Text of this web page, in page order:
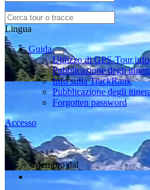
Lingua
Guida
Utilizzo di GPS-Tour.info
Pubblicazione degli
Info sulla TrackRank
Pubblicazione degli
Forgotten password
Accesso
Membro dal